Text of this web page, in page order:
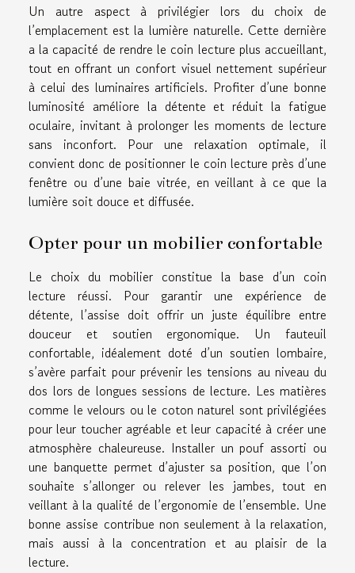
Un autre aspect à privilégier lors du choix de
l’emplacement est la lumière naturelle. Cette dernière
a la capacité de rendre le coin lecture plus accueillant,
tout en offrant un confort visuel nettement supérieur
à celui des luminaires artificiels. Profiter d’une bonne
luminosité améliore la détente et réduit la fatigue
oculaire, invitant à prolonger les moments de lecture
sans inconfort. Pour une relaxation optimale, il
convient donc de positionner le coin lecture près d’une
fenêtre ou d’une baie vitrée, en veillant à ce que la
lumière soit douce et diffusée.
Opter pour un mobilier confortable
Le choix du mobilier constitue la base d’un coin
lecture réussi. Pour garantir une expérience de
détente, l’assise doit offrir un juste équilibre entre
douceur et soutien ergonomique. Un fauteuil
confortable, idéalement doté d’un soutien lombaire,
s’avère parfait pour prévenir les tensions au niveau du
dos lors de longues sessions de lecture. Les matières
comme le velours ou le coton naturel sont privilégiées
pour leur toucher agréable et leur capacité à créer une
atmosphère chaleureuse. Installer un pouf assorti ou
une banquette permet d’ajuster sa position, que l’on
souhaite s’allonger ou relever les jambes, tout en
veillant à la qualité de l’ergonomie de l’ensemble. Une
bonne assise contribue non seulement à la relaxation,
mais aussi à la concentration et au plaisir de la
lecture.